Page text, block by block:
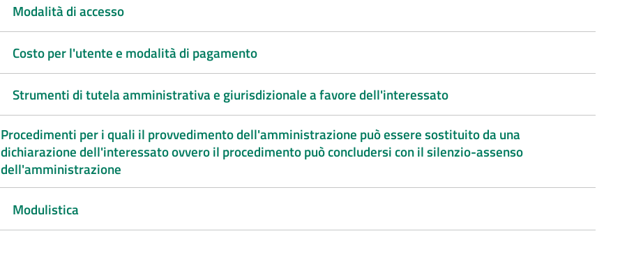
Modalità di accesso
Costo per l'utente e modalità di pagamento
Strumenti di tutela amministrativa e giurisdizionale a favore dell'interessato
Procedimenti per i quali il provvedimento dell'amministrazione può essere sostituito da una
dichiarazione dell'interessato ovvero il procedimento può concludersi con il silenzio-assenso
dell'amministrazione
Modulistica